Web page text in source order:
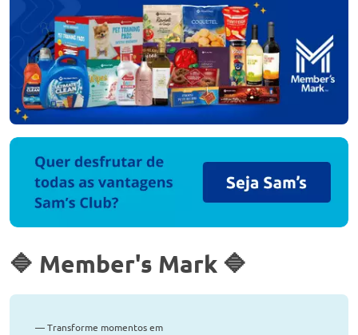
🔷 Member's Mark 🔷
—Transforme momentos em